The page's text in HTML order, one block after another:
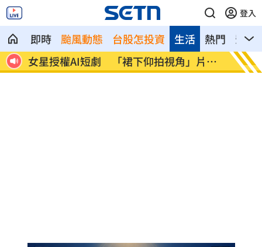
登入
即時 颱風動態 台股怎投資 熱門 影音
生活
挨
防代刀！衛福部祭新規：醫材商嚴禁碰病
人
外資
」